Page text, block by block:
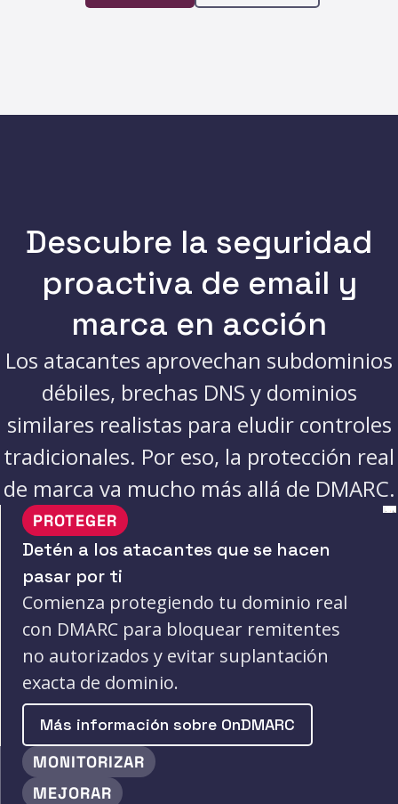
Descubre la seguridad
proactiva de email y
marca en acción
Los atacantes aprovechan subdominios
débiles, brechas DNS y dominios
similares realistas para eludir controles
tradicionales. Por eso, la protección real
de marca va mucho más allá de DMARC.
PROTEGER
Detén a los atacantes que se hacen
pasar por ti
Comienza protegiendo tu dominio real
con DMARC para bloquear remitentes
no autorizados y evitar suplantación
exacta de dominio.
Más información sobre OnDMARC
MONITORIZAR
MEJORAR